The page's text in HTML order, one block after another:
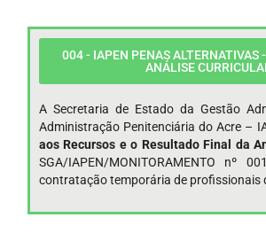
004 - IAPEN PENAS ALTERNATIVAS
ANÁLISE
A Secretaria de Estado da Gestão
Administração Penitenciária do Acre –
aos Recursos e o Resultado Final da
SGA/IAPEN/MONITORAMENTO
contratação temporária de profissionais